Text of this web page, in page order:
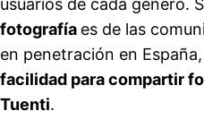
usuarios de cada género.
fotografía es de las
en penetración en
facilidad para compartir
Tuenti.